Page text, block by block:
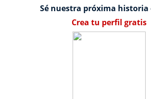
Sé nuestra próxima historia
Crea tu perfil gratis